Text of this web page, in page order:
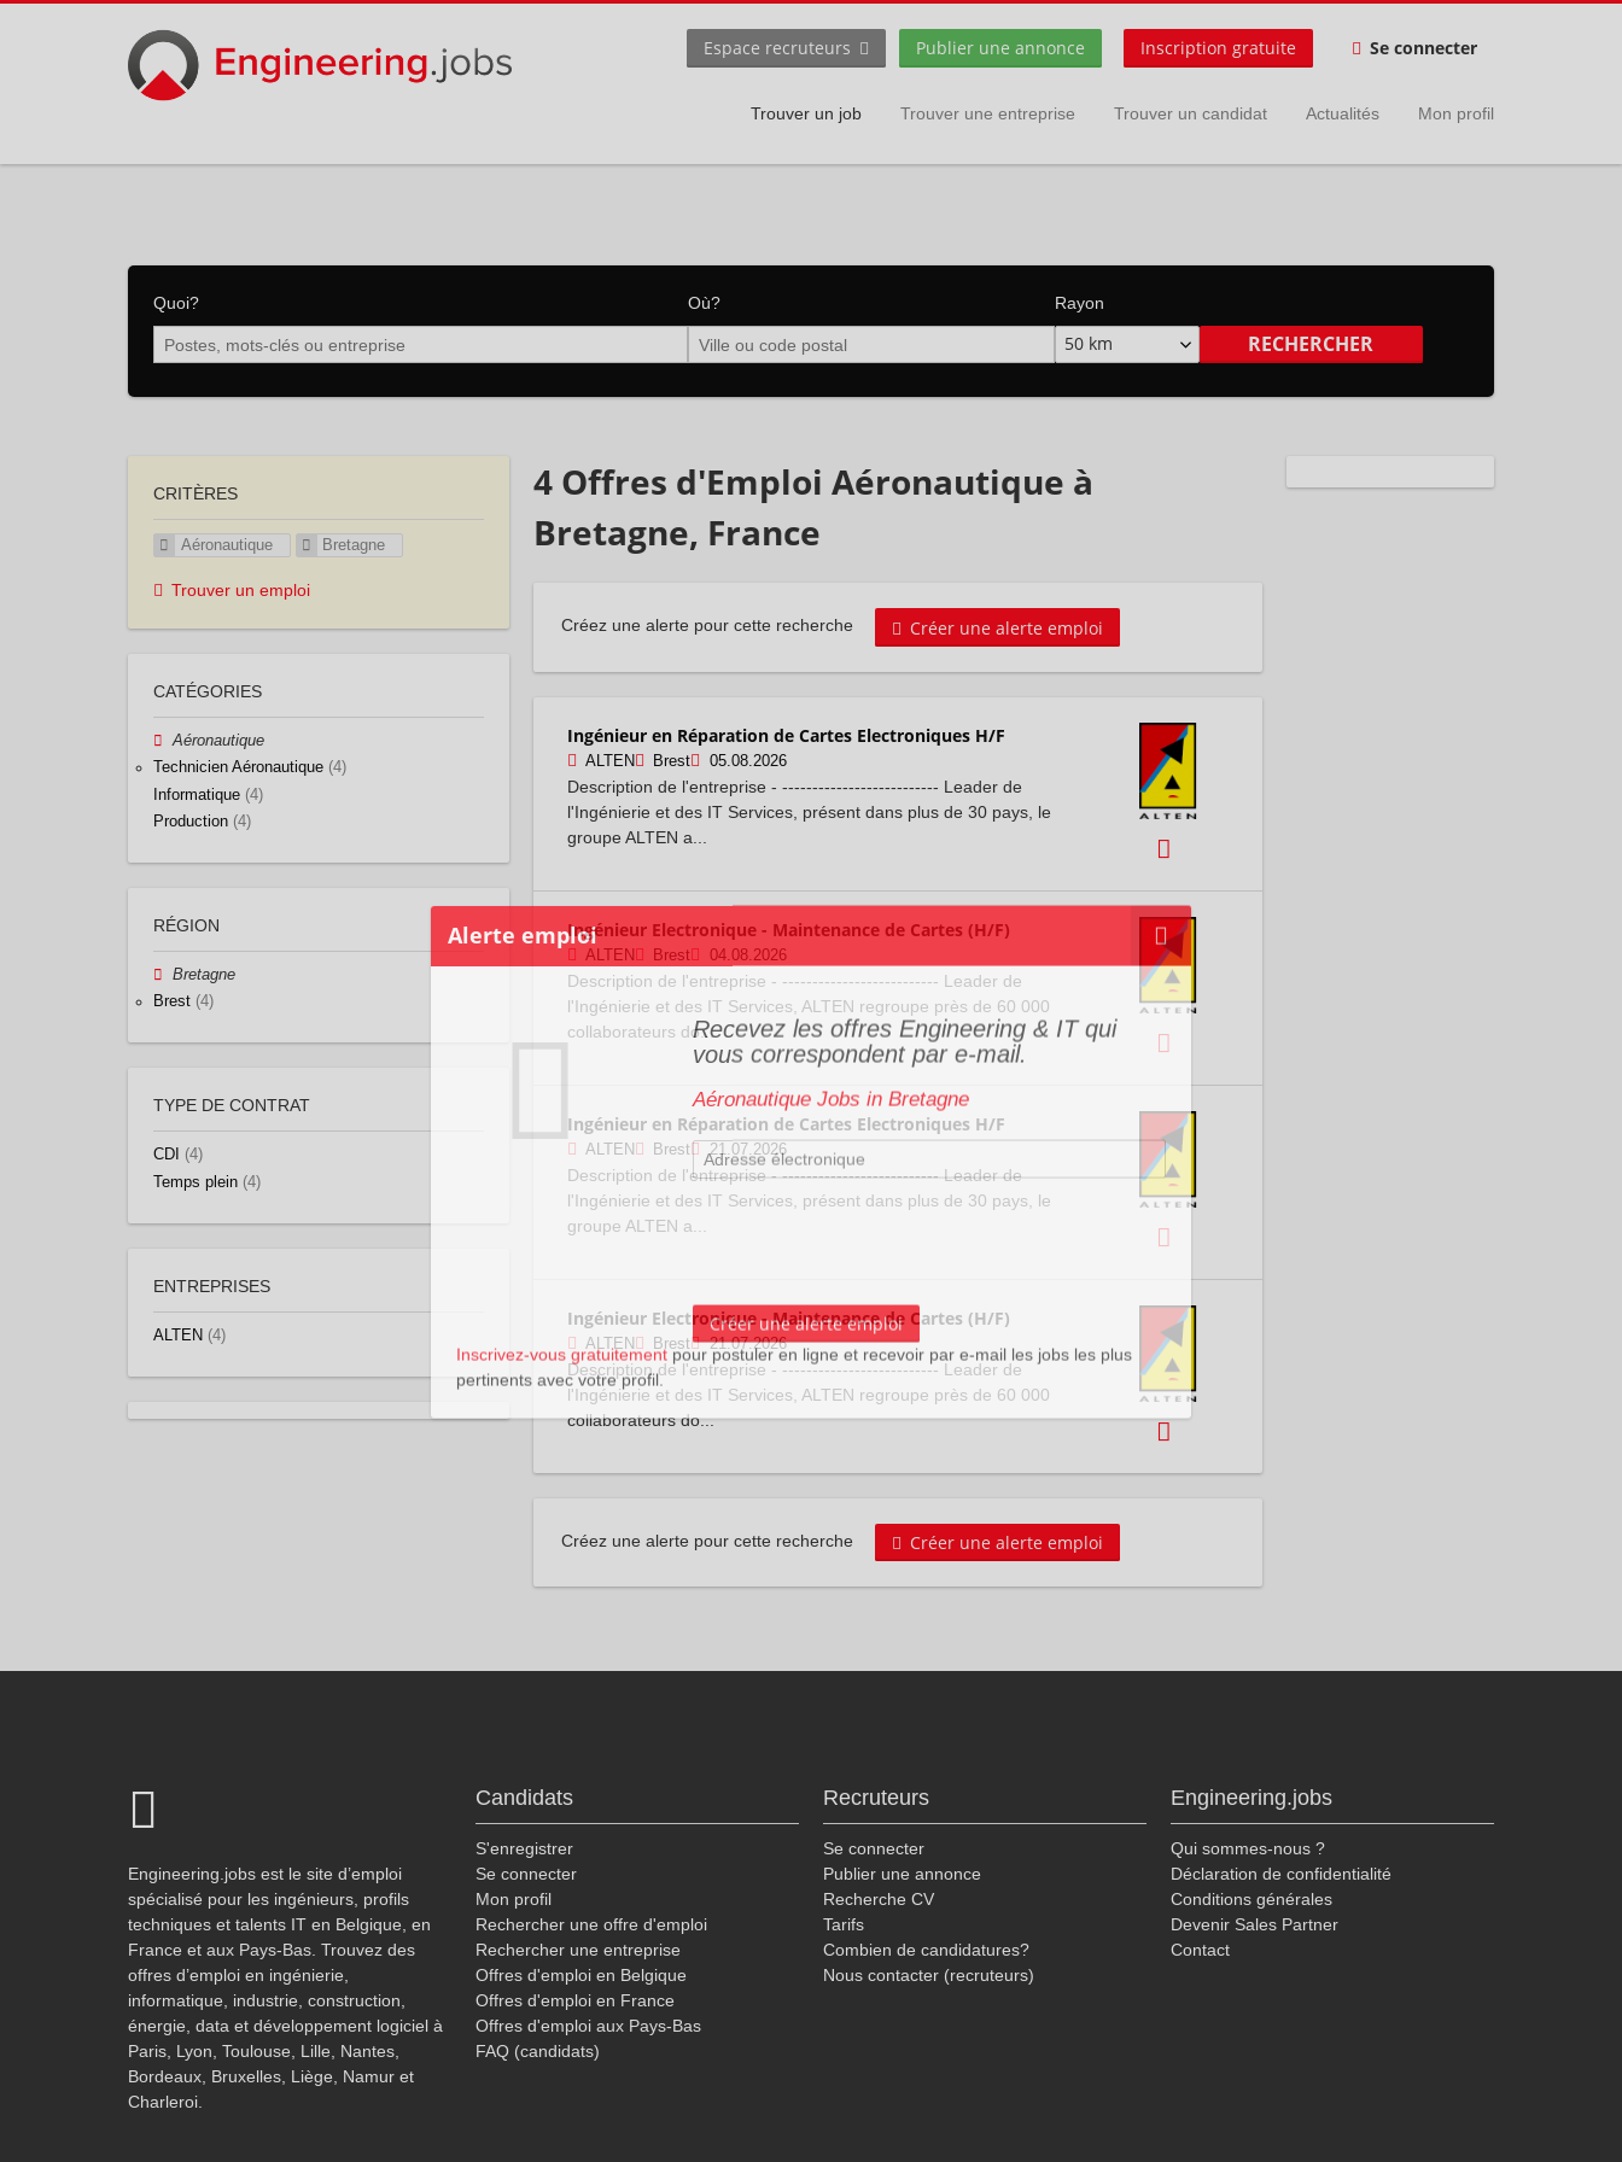
Trouver un job Trouver une entreprise Trouver un candidat Actualités Mon profil
Espace recruteurs Publier une annonce Inscription gratuite Se connecter
Quoi? Où? Rayon
50 km
4 Offres d'Emploi Aéronautique à
Bretagne, France
Créez une alerte pour cette recherche Créer une alerte emploi
Recevez les offres Engineering & IT qui
vous correspondent par e-mail.
Aéronautique Jobs in Bretagne
Inscrivez-vous gratuitementpour postuler en ligne et recevoir par e-mail les jobs les plus
pertinents avec votre profil.
Ingénieur en Réparation de Cartes Electroniques H/F
ALTEN Brest 05.08.2026
Description de l'entreprise - -------------------------- Leader de
l'Ingénierie et des IT Services, présent dans plus de 30 pays, le
groupe ALTEN a...
Ingénieur Electronique - Maintenance de Cartes (H/F)
ALTEN Brest 04.08.2026
Description de l'entreprise - -------------------------- Leader de
l'Ingénierie et des IT Services, ALTEN regroupe près de 60 000
collaborateurs do...
Ingénieur en Réparation de Cartes Electroniques H/F
ALTEN Brest 21.07.2026
Description de l'entreprise - -------------------------- Leader de
l'Ingénierie et des IT Services, présent dans plus de 30 pays, le
groupe ALTEN a...
Ingénieur Electronique - Maintenance de Cartes (H/F)
ALTEN Brest 21.07.2026
Description de l'entreprise - -------------------------- Leader de
l'Ingénierie et des IT Services, ALTEN regroupe près de 60 000
collaborateurs do...
Créez une alerte pour cette recherche Créer une alerte emploi
CRITÈRES
Aéronautique Bretagne
Trouver un emploi
CATÉGORIES
Aéronautique
Technicien Aéronautique (4)
Informatique (4)
Production (4)
RÉGION
Bretagne
Brest (4)
TYPE DE CONTRAT
CDI
(4)
Temps plein (4)
ENTREPRISES
ALTEN (4)
Engineering.jobs est le site d’emploi
spécialisé pour les ingénieurs, profils
techniques et talents IT en Belgique, en
France et aux Pays-Bas. Trouvez des
offres d’emploi en ingénierie,
informatique, industrie, construction,
énergie, data et développement logiciel à
Paris, Lyon, Toulouse, Lille, Nantes,
Bordeaux, Bruxelles, Liège, Namur et
Charleroi.
Candidats
S'enregistrer
Se connecter
Mon profil
Rechercher une offre d'emploi
Rechercher une entreprise
Offres d'emploi en Belgique
Offres d'emploi en France
Offres d'emploi aux Pays-Bas
FAQ (candidats)
Recruteurs
Se connecter
Publier une annonce
Recherche CV
Tarifs
Combien de candidatures?
Nous contacter (recruteurs)
Engineering.jobs
Qui sommes-nous ?
Déclaration de confidentialité
Conditions générales
Devenir Sales Partner
Contact